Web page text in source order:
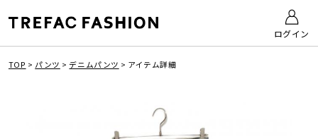
ログイン
TOP > パンツ > デニムパンツ > アイテム詳細